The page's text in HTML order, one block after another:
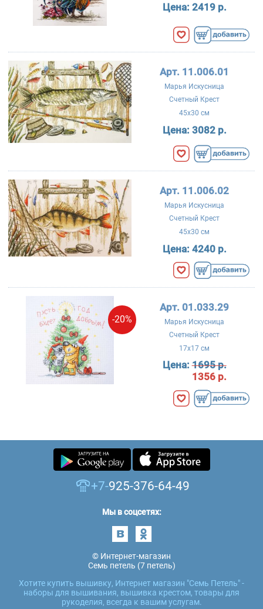
Цена: 2419 р.
Арт. 11.006.01
Марья Искусница
Счетный Крест
45x30 см
Цена: 3082 р.
Арт. 11.006.02
Марья Искусница
Счетный Крест
45x30 см
Цена: 4240 р.
-20%
Арт. 01.033.29
Марья Искусница
Счетный Крест
17x17 см
Цена:1695 р.
1356 р.
+7-925-376-64-49
Мы в соцсетях:
© Интернет-магазин
Семь петель (7 петель)
Хотите купить вышивку, Интернет магазин "Семь Петель" -
наборы для вышивания, вышивка крестом, товары для
рукоделия, всегда к вашим услугам.